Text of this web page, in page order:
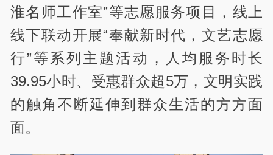
淮名师工作室”等志愿服务项目，线上
线下联动开展“奉献新时代，文艺志愿
行”等系列主题活动，人均服务时长
39.95小时、受惠群众超5万，文明实践
的触角不断延伸到群众生活的方方面
面。